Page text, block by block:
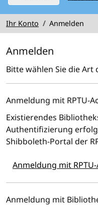
Ihr Konto Anmelden
Anmelden
Bitte wählen Sie die Art
Anmeldung mit RPTU-
Existierendes
Authentifizierung
Shibboleth-Portal der
Anmeldung mit
Anmeldung mit